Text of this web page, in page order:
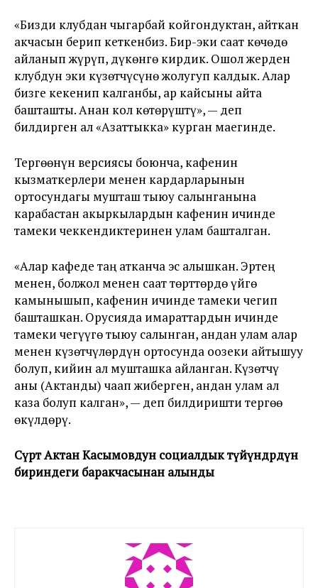
«Бизди клубдан чыгарбай койгондуктан, айткан
акчасын берип кеткенбиз. Бир-эки саат көчөдө
айланып жүрүп, дүкөнгө кирдик. Ошол жерден
клубдун эки күзөтчүсүнө жолугуп калдык. Алар
бизге кекенип калганбы, ар кайсыны айта
башташты. Анан кол көтөрүштү», — деп
билдирген ал «Азаттыкка» курган маегинде.
Тергөөнүн версиясы боюнча, кафенин
кызматкерлери менен кардарларынын
ортосундагы мушташ тыюу салынганына
карабастан акыркылардын кафенин ичинде
тамеки чеккендиктеринен улам башталган.
«Алар кафеде таң атканча эс алышкан. Эртең
менен, болжол менен саат төрттөрдө үйгө
камынышып, кафенин ичинде тамеки чегип
башташкан. Орусияда имараттардын ичинде
тамеки чегүүгө тыюу салынган, андан улам алар
менен күзөтчүлөрдүн ортосунда оозеки айтышуу
болуп, кийин ал мушташка айланган. Күзөтчү
аны (Актанды) чаап жиберген, андан улам ал
каза болуп калган», — деп билдиришти тергөө
өкүлдөрү.
Сүрөт Актан Касымовдун социалдык түйүндөрдүн
бириндеги баракчасынан алынды